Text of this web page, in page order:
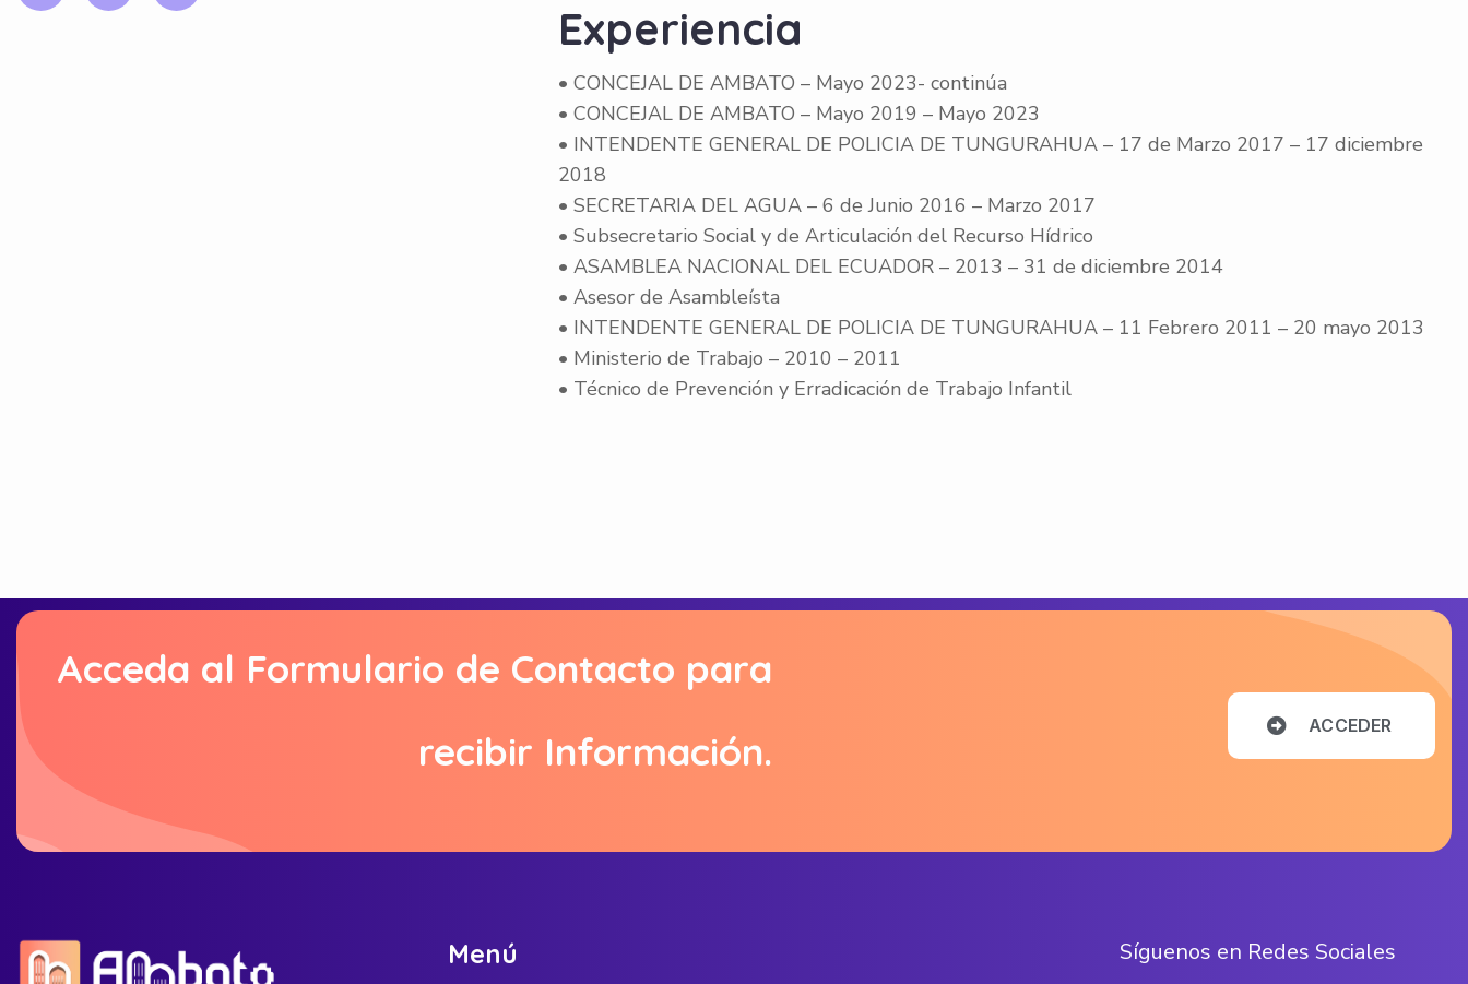
Experiencia
• CONCEJAL DE AMBATO – Mayo 2023- continúa
• CONCEJAL DE AMBATO – Mayo 2019 – Mayo 2023
• INTENDENTE GENERAL DE POLICIA DE TUNGURAHUA – 17 de Marzo 2017 – 17 diciembre
2018
• SECRETARIA DEL AGUA – 6 de Junio 2016 – Marzo 2017
• Subsecretario Social y de Articulación del Recurso Hídrico
• ASAMBLEA NACIONAL DEL ECUADOR – 2013 – 31 de diciembre 2014
• Asesor de Asambleísta
• INTENDENTE GENERAL DE POLICIA DE TUNGURAHUA – 11 Febrero 2011 – 20 mayo 2013
• Ministerio de Trabajo – 2010 – 2011
• Técnico de Prevención y Erradicación de Trabajo Infantil
In the vibrant tapestry of Ambato’s municipal initiatives, where the rich
Ambato is a city that celebrates growth and vibrant culture, much like the
Acceda al Formulario de Contacto para
recibir Información.
ACCEDER
Menú Síguenos en Redes Sociales